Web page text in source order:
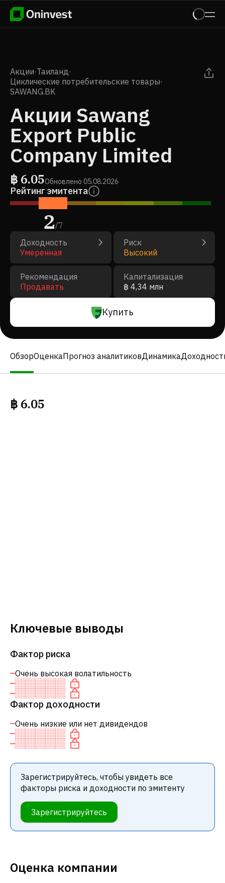
Акции·Таиланд·
Циклические потребительские товары·
SAWANG.BK
Акции Sawang
Export Public
Company Limited
฿ 6.05Обновлено 05.08.2026
Рейтинг эмитента
2/7
Доходность
Умеренная
Риск
Высокий
Рекомендация
Продавать
Капитализация
฿ 4,34 млн
Купить
ОбзорОценкаПрогноз аналитиковДинамика
฿ 6.05
Ключевые выводы
Фактор риска
Очень высокая волатильность
Фактор доходности
Очень низкие или нет дивидендов
Зарегистрируйтесь, чтобы увидеть все
факторы риска и доходности по эмитенту
Зарегистрируйтесь
Оценка компании